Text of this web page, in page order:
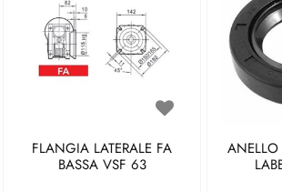
FLANGIA LATERALE FA
BASSA VSF 63
ANELLO